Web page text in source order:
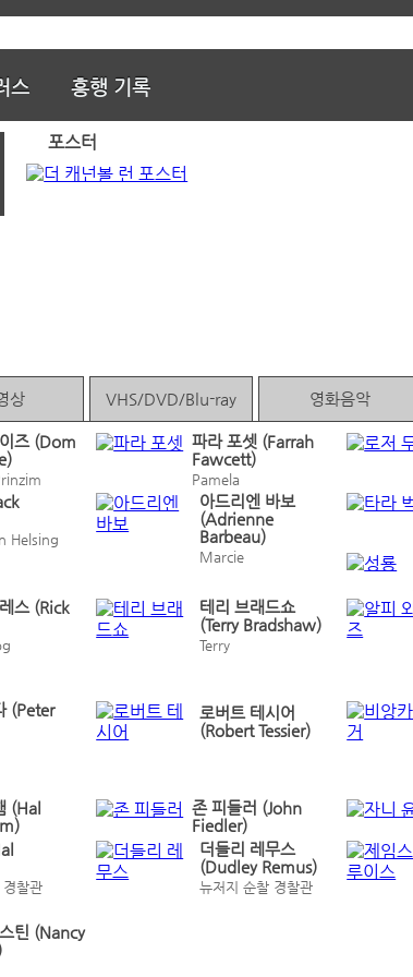
스 흥행 기록
포스터
상 VHS/DVD/Blu-ray 영화음악
즈 (Dom
파라 포셋 (Farrah
Fawcett)
Pamela
Helsing
아드리엔 바보
(Adrienne
Barbeau)
Marcie
스 (Rick
테리 브래드쇼
(Terry Bradshaw)
Terry
(Peter
로버트 테시어
(Robert Tessier)
(Hal
존 피들러 (John
Fiedler)
찰관
더들리 레무스
(Dudley Remus)
뉴저지 순찰 경찰관
틴 (Nancy